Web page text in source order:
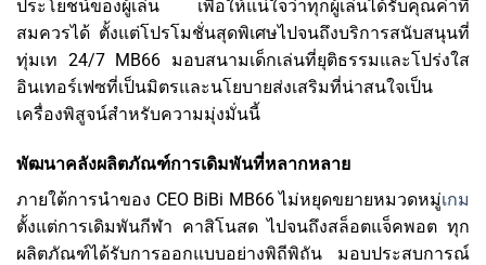
ประโยชน์ของผู้เล่น เพื่อให้แน่ใจว่าทุกผู้เล่นได้รับคุณค่าที่
สมควรได้ ตั้งแต่โปรโมชั่นสุดพิเศษไปจนถึงบริการสนับสนุนที่
ทุ่มเท 24/7 MB66 มอบสนามเด็กเล่นที่ยุติธรรมและโปร่งใส
อินเทอร์เฟซที่เป็นมิตรและนโยบายส่งเสริมที่น่าสนใจเป็น
เครื่องพิสูจน์สำหรับความมุ่งมั่นนี้
พัฒนาคลังผลิตภัณฑ์การเดิมพันที่หลากหลาย
ภายใต้การนำของ CEO BiBi MB66 ไม่หยุดขยายหมวดหมู่เกม
ตั้งแต่การเดิมพันกีฬา คาสิโนสด ไปจนถึงสล็อตแจ็คพอต ทุก
ผลิตภัณฑ์ได้รับการออกแบบอย่างพิถีพิถัน มอบประสบการณ์